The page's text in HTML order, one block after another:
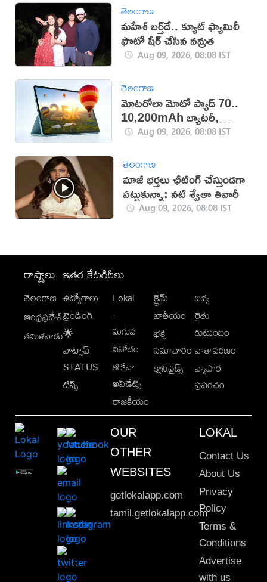
తెలంగాణ
మహేశ్‌ బర్త్‌డే.. క్యూట్‌ ఫ్యామిలీ
ఫొటో షేర్ చేసిన నమ్రత
Aug 09, 2026, 08:08 IST
తెలంగాణ
మోటరోలా మోటో ప్యాడ్ 70..
10,200mAh బ్యాటరీ,
5Gతో కొత్త టాబ్లెట్ విడుదల
Aug 09, 2026, 08:08 IST
తెలంగాణ
మాజీ భర్తలు ఛీటింగ్ చేస్తుండగా
పట్టుకున్నా: నటి శ్వేతా తివారీ
Aug 09, 2026, 08:08 IST
రాష్ట్రాలు
తెలంగాణ
ఆంధ్రప్రదేశ్
తమిళనాడు
ఇతర కేటగిరీలు
ఉద్యోగాలు
ట్రెండింగ్
🌟
వాట్సాప్
STATUS
టిప్స్
Lokal
-
మగువ
వినోదం
కరోనా
అప్‌డేట్స్
రాజకీయం
క్రైమ్
జాతీయం
భక్తి
సమాచారం
క్లాసిఫైడ్స్
విద్య
రైతు
కుటుంబం
వాతావరణం
వ్యాపార
ప్రపంచం
OUR
OTHER
WEBSITES
getlokalapp.com
tamil.getlokalapp.com
LOKAL
Contact Us
About Us
Privacy
Policy
Terms &
Conditions
Advertise
with us